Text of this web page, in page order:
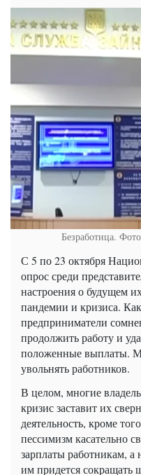
Безработица.
С 5 по 23 октября
опрос среди
настроения о будущем
пандемии и кризиса.
предприниматели
продолжить работу и
положенные выплаты.
увольнять работников.
В целом, многие
кризис заставит их
деятельность, кроме
пессимизм касательно
зарплаты работникам, а
им придется сокращать